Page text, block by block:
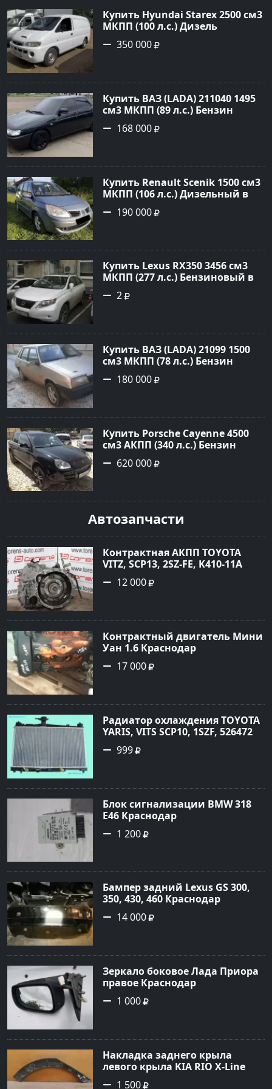
Купить Hyundai Starex 2500 см3
МКПП (100 л.с.) Дизель
турбонаддув в Краснодар:
цвет белый Фургон 2014 года
Авторынок23
350 000
Купить ВАЗ (LADA) 211040 1495
см3 МКПП (89 л.с.) Бензин
инжектор в Краснодвр: цвет
Черный Седан 2007 года по
Авторынок23
168 000
Купить Renault Scenik 1500 см3
МКПП (106 л.с.) Дизельный в
Белореченск: цвет Голубой
Универсал 2007 года по цене
190 000
Купить Lexus RX350 3456 см3
МКПП (277 л.с.) Бензиновый в
Краснодар: цвет
Перламутрово-белый
№3746 на сайте Авторынок23
2
Купить ВАЗ (LADA) 21099 1500
см3 МКПП (78 л.с.) Бензин
инжектор в Гостагаевская :
цвет Серебряный Седан 2001
Авторынок23
180 000
Купить Porsche Cayenne 4500
см3 АКПП (340 л.с.) Бензин
турбонаддув в Новороссийск:
цвет черный Внедорожник
сайте Авторынок23
620 000
Автозапчасти
Контрактная АКПП TOYOTA
VITZ, SCP13, 2SZ-FE, K410-11A
Ростов
12 000
Контрактный двигатель Мини
Уан 1.6 Краснодар
17 000
Радиатор охлаждения TOYOTA
YARIS, VITS SCP10, 1SZF, 5264720
Краснодар
999
Блок сигнализации BMW 318
E46 Краснодар
1 200
Бампер задний Lexus GS 300,
350, 430, 460 Краснодар
14 000
Зеркало боковое Лада Приора
правое Краснодар
1 000
Накладка заднего крыла
левого крыла KIA RIO X-Line
(расширитель задний левый)
1 500